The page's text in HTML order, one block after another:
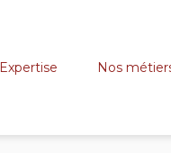
Expertise Nos